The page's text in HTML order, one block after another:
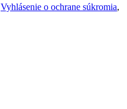
Vyhlásenie o ochrane súkromia,